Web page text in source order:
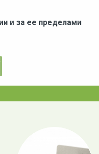
и за ее пределами